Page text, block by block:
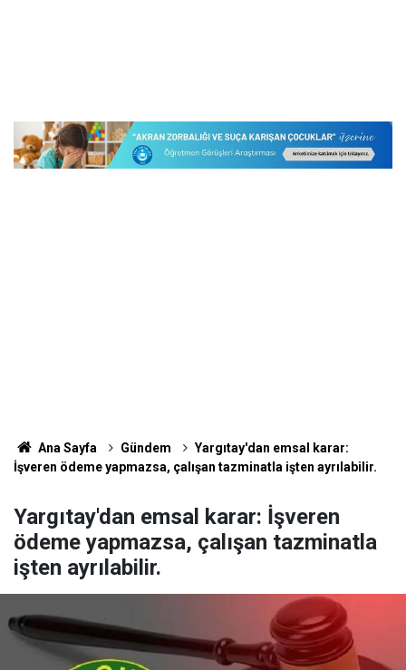
Ana Sayfa Gündem
Yargıtay'dan emsal karar:
İşveren ödeme yapmazsa, çalışan tazminatla işten ayrılabilir.
Yargıtay'dan emsal karar: İşveren
ödeme yapmazsa, çalışan tazminatla
işten ayrılabilir.